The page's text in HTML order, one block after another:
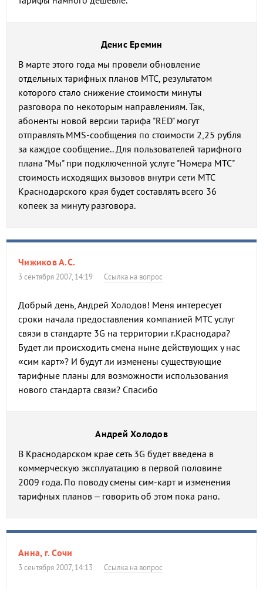
Денис Еремин
В марте этого года мы провели обновление
отдельных тарифных планов МТС, результатом
которого стало снижение стоимости минуты
разговора по некоторым направлениям. Так,
абоненты новой версии тарифа "RED" могут
отправлять MMS-сообщения по стоимости 2,25 рубля
за каждое сообщение.. Для пользователей тарифного
плана "Мы" при подключенной услуге "Номера МТС"
стоимость исходящих вызовов внутри сети МТС
Краснодарского края будет составлять всего 36
копеек за минуту разговора.
Чижиков А.С.
3 сентября 2007, 14:19 Ссылка на вопрос
Добрый день, Андрей Холодов! Меня интересует
сроки начала предоставления компанией МТС услуг
связи в стандарте 3G на территории г.Краснодара?
Будет ли происходить смена ныне действующих у нас
«сим карт»? И будут ли изменены существующие
тарифные планы для возможности использования
нового стандарта связи? Спасибо
Андрей Холодов
В Краснодарском крае сеть 3G будет введена в
коммерческую эксплуатацию в первой половине
2009 года. По поводу смены сим-карт и изменения
тарифных планов – говорить об этом пока рано.
Анна, г. Сочи
3 сентября 2007, 14:13 Ссылка на вопрос